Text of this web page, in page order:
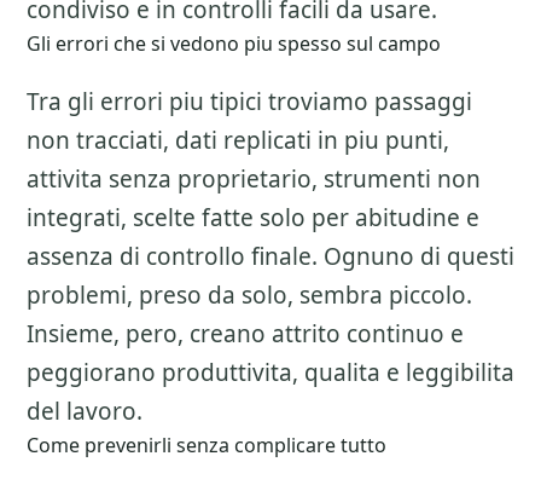
condiviso e in controlli facili da usare.
Gli errori che si vedono piu spesso sul campo
Tra gli errori piu tipici troviamo passaggi
non tracciati, dati replicati in piu punti,
attivita senza proprietario, strumenti non
integrati, scelte fatte solo per abitudine e
assenza di controllo finale. Ognuno di questi
problemi, preso da solo, sembra piccolo.
Insieme, pero, creano attrito continuo e
peggiorano produttivita, qualita e leggibilita
del lavoro.
Come prevenirli senza complicare tutto